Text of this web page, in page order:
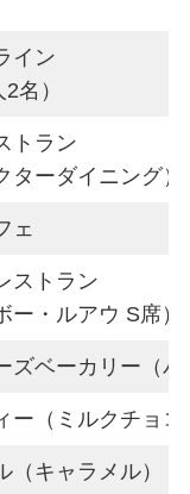
イン
名）
トラン
ターダイニング）
ェ
ストラン
ー・ルアウ S席）
ズベーカリー（パ
ー（ミルクチョコ
キャラメル）